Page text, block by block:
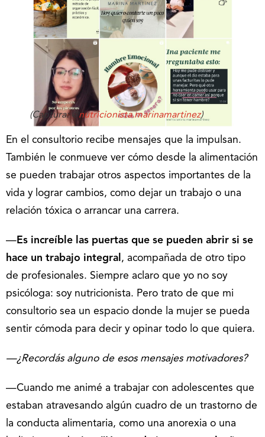
(Captura: @nutricionista.marinamartinez)
En el consultorio recibe mensajes que la impulsan.
También le conmueve ver cómo desde la alimentación
se pueden trabajar otros aspectos importantes de la
vida y lograr cambios, como dejar un trabajo o una
relación tóxica o arrancar una carrera.
—Es increíble las puertas que se pueden abrir si se
hace un trabajo integral , acompañada de otro tipo
de profesionales. Siempre aclaro que yo no soy
psicóloga: soy nutricionista. Pero trato de que mi
consultorio sea un espacio donde la mujer se pueda
sentir cómoda para decir y opinar todo lo que quiera.
—¿Recordás alguno de esos mensajes motivadores?
—Cuando me animé a trabajar con adolescentes que
estaban atravesando algún cuadro de un trastorno de
la conducta alimentaria, como una anorexia o una